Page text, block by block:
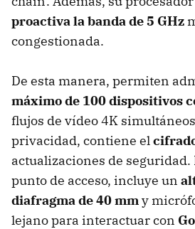
proactiva la banda de 5 GHz
congestionada.
De esta manera, permiten
máximo de 100 dispositivos
flujos de vídeo 4K
privacidad, contiene el
actualizaciones de seguridad.
punto de acceso, incluye un
diafragma de 40 mmy
lejano para interactuar con